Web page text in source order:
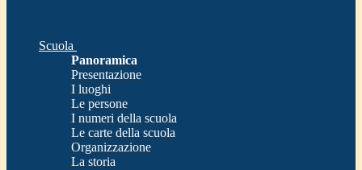
Scuola
Panoramica
Presentazione
I luoghi
Le persone
I numeri della scuola
Le carte della scuola
Organizzazione
La storia